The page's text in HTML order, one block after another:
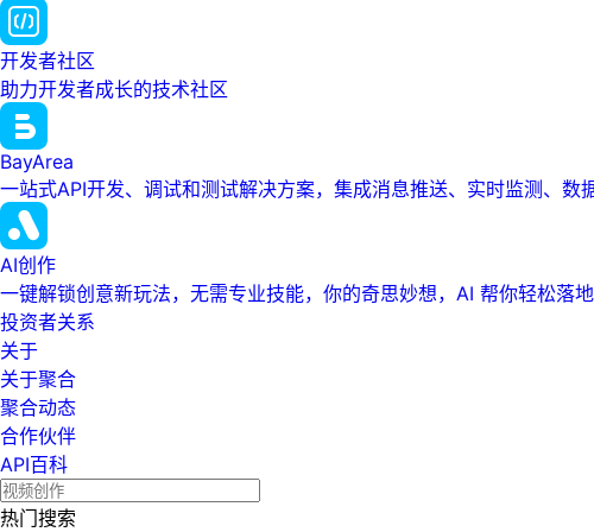
开发者社区
助力开发者成长的技术社区
BayArea
一站式API开发、调试和测试解决方案，集成消息推送、实时监测、数
AI创作
一键解锁创意新玩法，无需专业技能，你的奇思妙想，AI 帮你轻松落地
投资者关系
关于
关于聚合
聚合动态
合作伙伴
API百科
热门搜索